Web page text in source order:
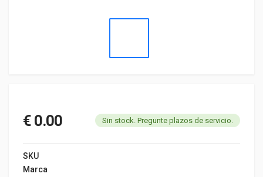
€ 0.00 Sin stock. Pregunte plazos de servicio.
SKU
Marca